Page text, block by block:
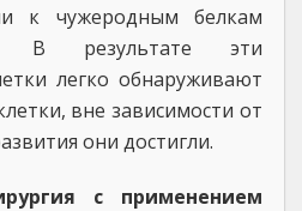
к чужеродным белкам
В результате эти
легко обнаруживают
вне зависимости от
они достигли.
с применением